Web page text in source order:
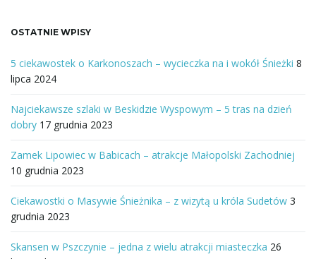
OSTATNIE WPISY
5 ciekawostek o Karkonoszach – wycieczka na i wokół Śnieżki 8
lipca 2024
Najciekawsze szlaki w Beskidzie Wyspowym – 5 tras na dzień
dobry 17 grudnia 2023
Zamek Lipowiec w Babicach – atrakcje Małopolski Zachodniej
10 grudnia 2023
Ciekawostki o Masywie Śnieżnika – z wizytą u króla Sudetów 3
grudnia 2023
Skansen w Pszczynie – jedna z wielu atrakcji miasteczka 26